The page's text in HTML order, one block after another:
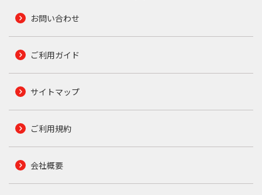
お問い合わせ
ご利用ガイド
サイトマップ
ご利用規約
会社概要